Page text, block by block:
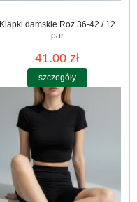
Klapki damskie Roz 36-42 / 12
par
41.00 zł
szczegóły